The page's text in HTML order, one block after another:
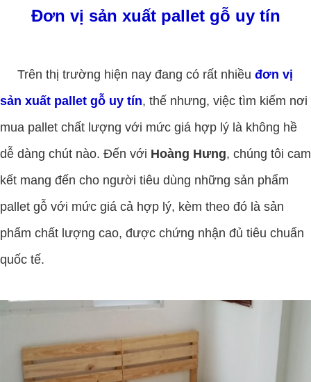
Đơn vị sản xuất pallet gỗ uy tín
Trên thị trường hiện nay đang có rất nhiều đơn vị
sản xuất pallet gỗ uy tín, thế nhưng, việc tìm kiếm nơi
mua pallet chất lượng với mức giá hợp lý là không hề
dễ dàng chút nào. Đến với Hoàng Hưng, chúng tôi cam
kết mang đến cho người tiêu dùng những sản phẩm
pallet gỗ với mức giá cả hợp lý, kèm theo đó là sản
phẩm chất lượng cao, được chứng nhận đủ tiêu chuẩn
quốc tế.